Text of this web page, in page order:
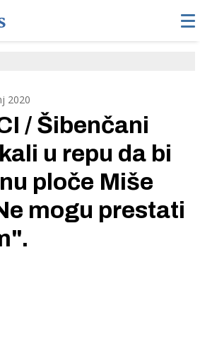
2020
/ Šibenčani
u repu da bi
ploče Miše
mogu prestati